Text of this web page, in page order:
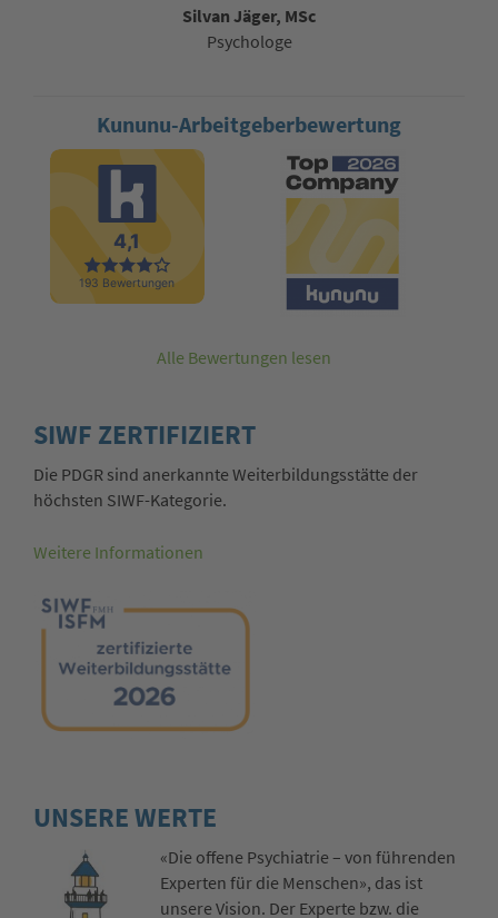
Silvan Jäger, MSc
Psychologe
Kununu-Arbeitgeberbewertung
Alle Bewertungen lesen
SIWF ZERTIFIZIERT
Die PDGR sind anerkannte Weiterbildungsstätte der
höchsten SIWF-Kategorie.
Weitere Informationen
UNSERE WERTE
«Die offene Psychiatrie – von führenden
Experten für die Menschen», das ist
unsere Vision. Der Experte bzw. die